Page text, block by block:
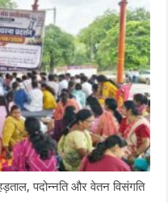
पदोन्नति और वेतन विसंगति